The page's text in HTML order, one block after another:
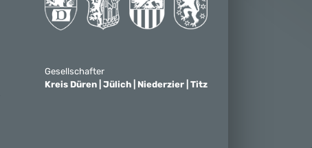
Gesellschafter
Kreis Düren | Jülich | Niederzier | Titz